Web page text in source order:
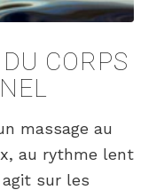
CORPS
massage au
au rythme lent
sur les